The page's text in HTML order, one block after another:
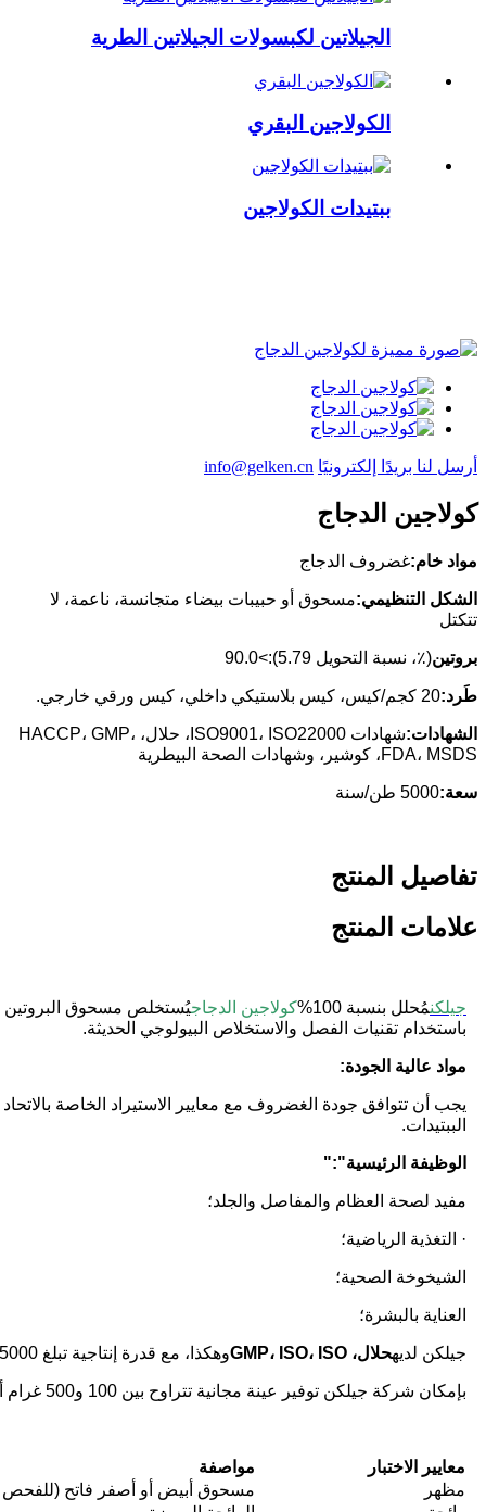
الجيلاتين لكبسولات الجيلاتين الطرية
الكولاجين البقري
ببتيدات الكولاجين
أرسل لنا بريدًا إلكترونيًا info@gelken.cn
كولاجين الدجاج
مواد خام:غضروف الدجاج
الشكل التنظيمي:مسحوق أو حبيبات بيضاء متجانسة، ناعمة، لا
تتكتل
بروتين(٪، نسبة التحويل 5.79):>90.0
طَرد:20 كجم/كيس، كيس بلاستيكي داخلي، كيس ورقي خارجي.
الشهادات:
شهادات ISO9001، ISO22000، حلال، HACCP، GMP،
FDA، MSDS، كوشير، وشهادات الصحة البيطرية
سعة:5000 طن/سنة
تفاصيل المنتج
علامات المنتج
جيلكنمُحلل بنسبة 100% كولاجين الدجاجيُستخلص مسحوق
باستخدام تقنيات الفصل والاستخلاص البيولوجي الحديثة.
مواد عالية الجودة:
يجب أن تتوافق جودة الغضروف مع معايير الاستيراد الخاصة
الببتيدات.
الوظيفة الرئيسية":"
مفيد لصحة العظام والمفاصل والجلد؛
· التغذية الرياضية؛
الشيخوخة الصحية؛
العناية بالبشرة؛
جيلكن لديهحلال، GMP، ISO، ISO وهكذا، مع قدرة إنتاجية تبلغ 5000 طن، وتسليم سريع وإمداد مستقر.
بإمكان شركة جيلكن توفير عينة مجانية تتراوح بين 100 و500 غرام أو طلبية بالجملة تتراوح بين 25 و200 كيلوغرام لاختبارك.
معايير الاختبار
مواصفة
مظهر
مسحوق أبيض أو أصفر فاتح